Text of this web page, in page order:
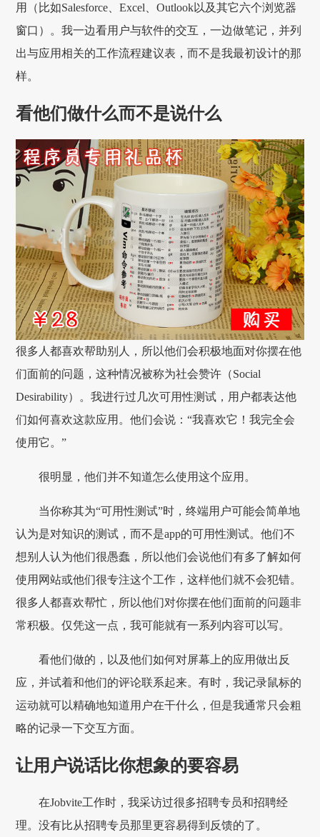
用（比如Salesforce、Excel、Outlook以及其它六个浏览器
窗口）。我一边看用户与软件的交互，一边做笔记，并列
出与应用相关的工作流程建议表，而不是我最初设计的那
样。
看他们做什么而不是说什么
很多人都喜欢帮助别人，所以他们会积极地面对你摆在他
们面前的问题，这种情况被称为社会赞许（Social
Desirability）。我进行过几次可用性测试，用户都表达他
们如何喜欢这款应用。他们会说：“我喜欢它！我完全会
使用它。”
很明显，他们并不知道怎么使用这个应用。
当你称其为“可用性测试”时，终端用户可能会简单地
认为是对知识的测试，而不是app的可用性测试。他们不
想别人认为他们很愚蠢，所以他们会说他们有多了解如何
使用网站或他们很专注这个工作，这样他们就不会犯错。
很多人都喜欢帮忙，所以他们对你摆在他们面前的问题非
常积极。仅凭这一点，我可能就有一系列内容可以写。
看他们做的，以及他们如何对屏幕上的应用做出反
应，并试着和他们的评论联系起来。有时，我记录鼠标的
运动就可以精确地知道用户在干什么，但是我通常只会粗
略的记录一下交互方面。
让用户说话比你想象的要容易
在Jobvite工作时，我采访过很多招聘专员和招聘经
理。没有比从招聘专员那里更容易得到反馈的了。